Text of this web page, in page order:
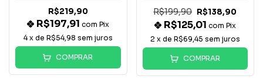
R$219,90
R$197,91 com Pix
4 x de R$54,98 sem juros
COMPRAR
R$199,90 R$138,90
R$125,01 com Pix
2 x de R$69,45 sem juros
COMPRAR